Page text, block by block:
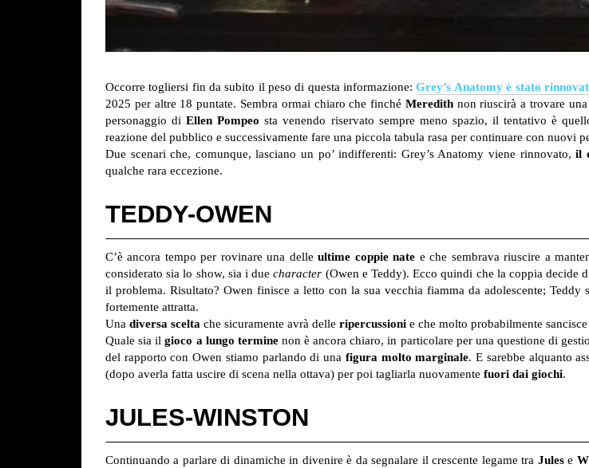
Occorre togliersi fin da subito il peso di questa informazione:Grey’s Anatomy è stato
2025 per altre 18 puntate. Sembra ormai chiaro che finché Meredithnon riuscirà a trovare una
personaggio diEllen Pompeo sta venendo riservato sempre meno spazio, il tentativo è
reazione del pubblico e successivamente fare una piccola tabula rasa per continuare con nuovi
Due scenari che, comunque, lasciano un po’ indifferenti: Grey’s Anatomy viene rinnovato,il
qualche rara eccezione.
TEDDY-OWEN
C’è ancora tempo per rovinare una delleultime coppie nate e che sembrava riuscire a
considerato sia lo show, sia i duecharacter (Owen e Teddy). Ecco quindi che la coppia decide
il problema. Risultato? Owen finisce a letto con la sua vecchia fiamma da adolescente;
fortemente attratta.
Una diversa scelta che sicuramente avrà delle ripercussioni e che molto probabilmente
Quale sia ilgioco a lungo terminenon è ancora chiaro, in particolare per una questione di
del rapporto con Owen stiamo parlando di una figura molto marginale. E sarebbe alquanto
(dopo averla fatta uscire di scena nella ottava) per poi tagliarla nuovamente fuori dai giochi.
JULES-WINSTON
Continuando a parlare di dinamiche in divenire è da segnalare il crescente legame tra Julese